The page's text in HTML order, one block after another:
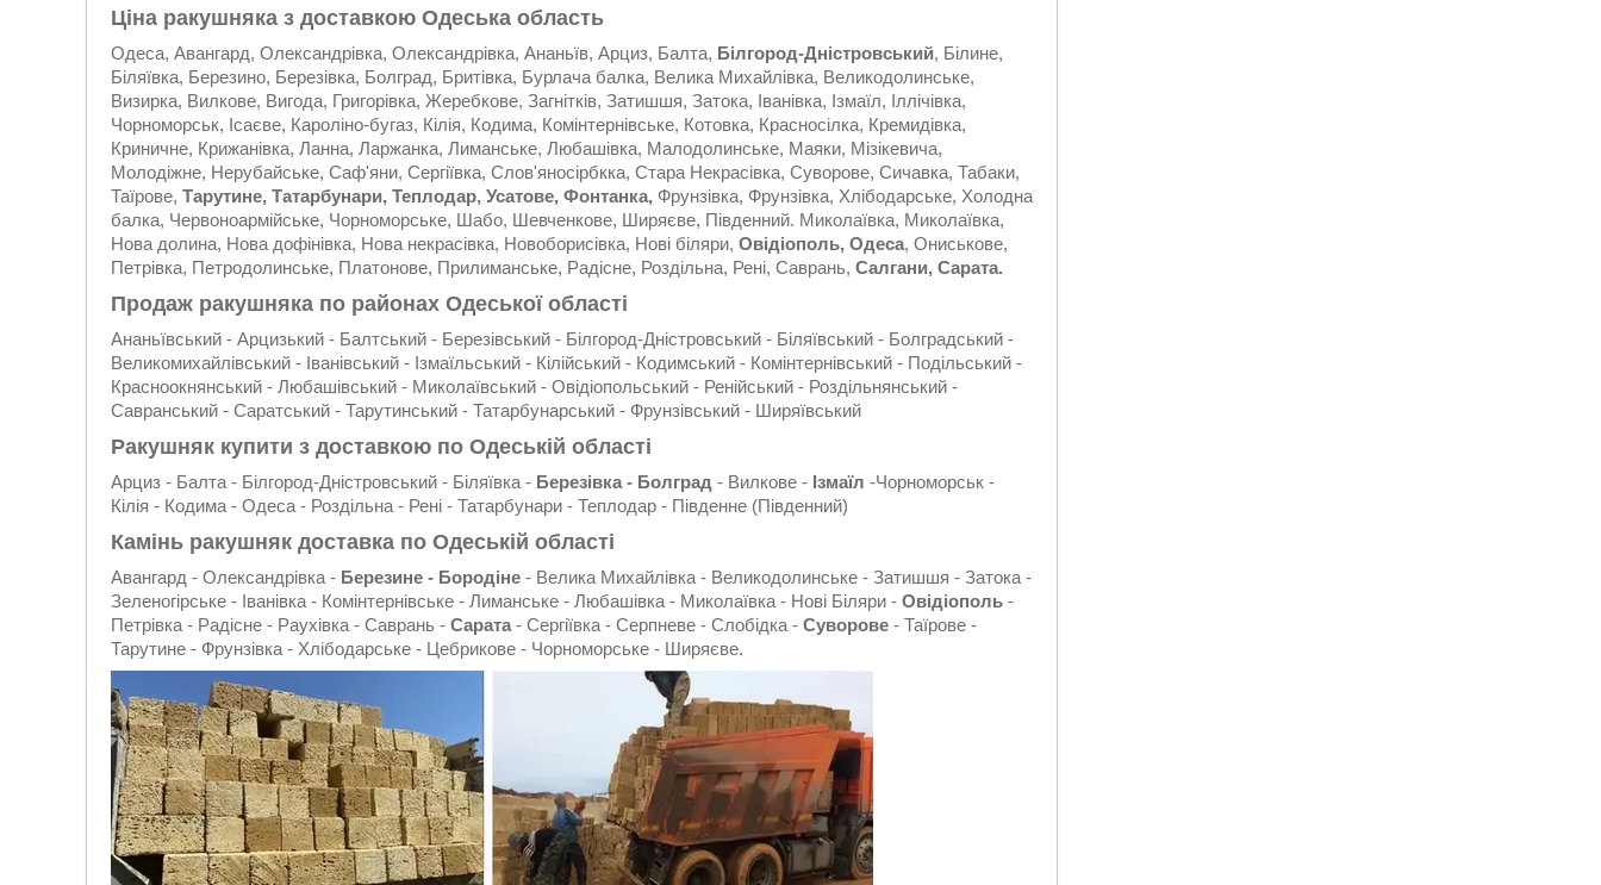
Ціна ракушняка з доставкою Одеська область
Одеса, Авангард, Олександрівка, Олександрівка, Ананьїв, Арциз, Балта, Білгород-Дністровський, Білине,
Біляївка, Березино, Березівка, Болград, Бритівка, Бурлача балка, Велика Михайлівка, Великодолинське,
Визирка, Вилкове, Вигода, Григорівка, Жеребкове, Загнітків, Затишшя, Затока, Іванівка, Ізмаїл, Іллічівка,
Чорноморськ, Ісаєве, Кароліно-бугаз, Кілія, Кодима, Комінтернівське, Котовка, Красносілка, Кремидівка,
Криничне, Крижанівка, Ланна, Ларжанка, Лиманське, Любашівка, Малодолинське, Маяки, Мізікевича,
Молодіжне, Нерубайське, Саф'яни, Сергіївка, Слов'яносірбкка, Стара Некрасівка, Суворове, Сичавка, Табаки,
Таїрове, Тарутине, Татарбунари, Теплодар, Усатове, Фонтанка, Фрунзівка, Фрунзівка, Хлібодарське, Холодна
балка, Червоноармійське, Чорноморське, Шабо, Шевченкове, Ширяєве, Південний. Миколаївка, Миколаївка,
Нова долина, Нова дофінівка, Нова некрасівка, Новоборисівка, Нові біляри, Овідіополь, Одеса, Ониськове,
Петрівка, Петродолинське, Платонове, Прилиманське, Радісне, Роздільна, Рені, Саврань, Салгани, Сарата.
Продаж ракушняка по районах Одеської області
Ананьївський - Арцизький - Балтський - Березівський - Білгород-Дністровський - Біляївський - Болградський -
Великомихайлівський - Іванівський - Ізмаїльський - Кілійський - Кодимський - Комінтернівський - Подільський -
Красноокнянський - Любашівський - Миколаївський - Овідіопольський - Ренійський - Роздільнянський -
Савранський - Саратський - Тарутинський - Татарбунарський - Фрунзівський - Ширяївський
Ракушняк купити з доставкою по Одеській області
Арциз - Балта - Білгород-Дністровський - Біляївка - Березівка - Болград - Вилкове - Ізмаїл -Чорноморськ -
Кілія - Кодима - Одеса - Роздільна - Рені - Татарбунари - Теплодар - Південне (Південний)
Камінь ракушняк доставка по Одеській області
Авангард - Олександрівка - Березине - Бородіне - Велика Михайлівка - Великодолинське - Затишшя - Затока -
Зеленогірське - Іванівка - Комінтернівське - Лиманське - Любашівка - Миколаївка - Нові Біляри - Овідіополь -
Петрівка - Радісне - Раухівка - Саврань - Сарата - Сергіївка - Серпневе - Слобідка - Суворове - Таїрове -
Тарутине - Фрунзівка - Хлібодарське - Цебрикове - Чорноморське - Ширяєве.